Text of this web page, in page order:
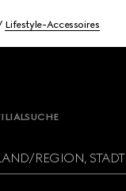
Lifestyle-Accessoires
REGION, STADT